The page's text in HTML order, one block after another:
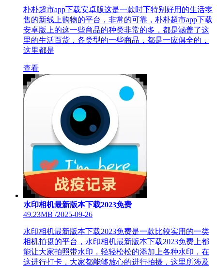
朴朴超市app下载安卓版这是一款时下特别好用的生活零
售的新线上购物的平台，非常的可靠，朴朴超市app下载
安卓版上的这一些商品的种类非常的多，都是涵盖了这
里的生活百货，各类型的一些商品，都是一应俱全的，
这里都是
查看
水印相机最新版本下载2023免费
49.23MB /2025-09-26
水印相机最新版本下载2023免费是一款比较实用的一类
相机拍摄的平台，水印相机最新版本下载2023免费上都
能让大家拍照带水印，轻轻松松的添加上各种水印，在
这进行打卡，大家都能够放心的进行拍摄，这里所涉及